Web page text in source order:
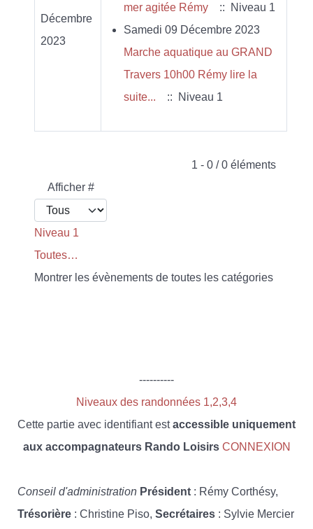
Décembre
2023
mer agitée Rémy
:: Niveau 1
Samedi 09 Décembre 2023
Marche aquatique au GRAND
Travers 10h00 Rémy lire la
suite...
:: Niveau 1
1 - 0 / 0 éléments
Afficher #
Niveau 1
Toutes…
Montrer les évènements de toutes les catégories
----------
Niveaux des randonnées 1,2,3,4
Cette partie avec identifiant estaccessible uniquement
aux accompagnateurs Rando Loisirs CONNEXION
Conseil d'administration Président : Rémy Corthésy,
Trésorière : Christine Piso, Secrétaires : Sylvie Mercier